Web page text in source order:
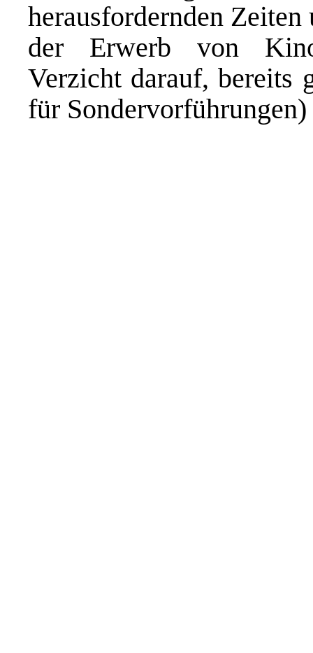
herausfordernden
der Erwerb von
Verzicht darauf, bereits
für Sondervorführungen)